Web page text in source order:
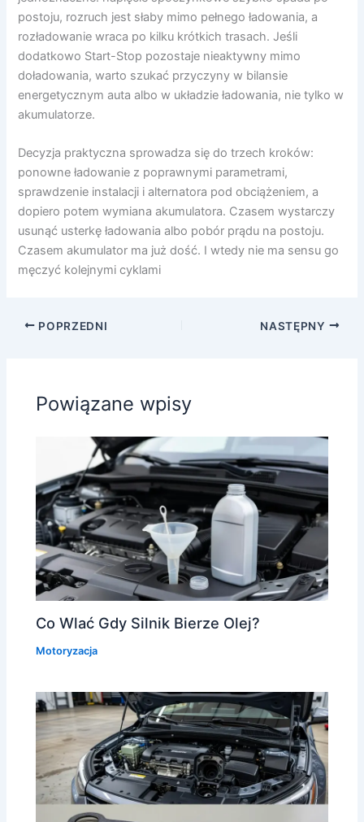
postoju, rozruch jest słaby mimo pełnego ładowania, a
rozładowanie wraca po kilku krótkich trasach. Jeśli
dodatkowo Start-Stop pozostaje nieaktywny mimo
doładowania, warto szukać przyczyny w bilansie
energetycznym auta albo w układzie ładowania, nie tylko w
akumulatorze.
Decyzja praktyczna sprowadza się do trzech kroków:
ponowne ładowanie z poprawnymi parametrami,
sprawdzenie instalacji i alternatora pod obciążeniem, a
dopiero potem wymiana akumulatora. Czasem wystarczy
usunąć usterkę ładowania albo pobór prądu na postoju.
Czasem akumulator ma już dość. I wtedy nie ma sensu go
męczyć kolejnymi cyklami
POPRZEDNI NASTĘPNY
Powiązane wpisy
Co Wlać Gdy Silnik Bierze Olej?
Motoryzacja